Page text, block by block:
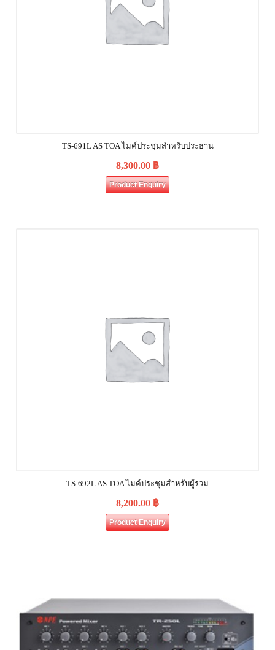
TS-691L AS TOA ไมค์ประชุมสำหรับประธาน
8,300.00 ฿
Product Enquiry
TS-692L AS TOA ไมค์ประชุมสำหรับผู้ร่วม
8,200.00 ฿
Product Enquiry